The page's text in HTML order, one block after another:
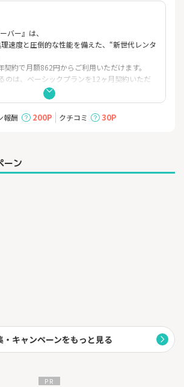
バー』は、
速度と圧倒的な性能を備えた、“新世代レンタ
約で月額862円からご利用いただけます。
のは、ベーシックプランを12ヶ月契約いただ
速インターフェース「NVMe」採用
久無料
報酬 200P クチコミ 30P
ーン
・キャンペーンをもっと見る